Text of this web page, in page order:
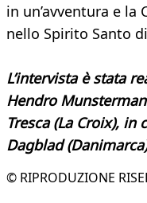
in un’avventura e la
nello Spirito Santo
L’intervista è stata
Hendro
Tresca (La Croix),
Dagblad
© RIPRODUZIONE